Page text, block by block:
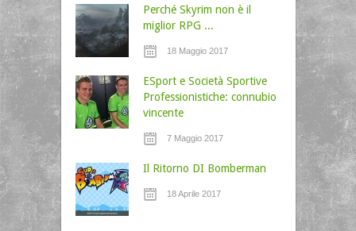
Perché Skyrim non è il
miglior RPG ...
18 Maggio 2017
ESport e Società Sportive
Professionistiche: connubio
vincente
7 Maggio 2017
Il Ritorno DI Bomberman
18 Aprile 2017